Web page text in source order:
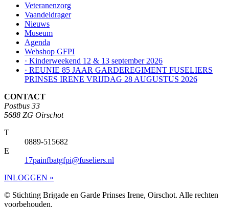
Veteranenzorg
Vaandeldrager
Nieuws
Museum
Agenda
Webshop GFPI
· Kinderweekend 12 & 13 september 2026
· REUNIE 85 JAAR GARDEREGIMENT FUSELIERS
PRINSES IRENE VRIJDAG 28 AUGUSTUS 2026
CONTACT
Postbus 33
5688 ZG Oirschot
T
0889-515682
E
17painfbatgfpi@fuseliers.nl
INLOGGEN »
© Stichting Brigade en Garde Prinses Irene, Oirschot. Alle rechten
voorbehouden.